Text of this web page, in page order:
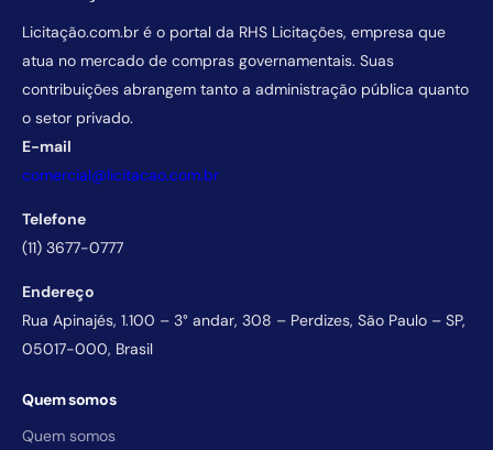
Licitação.com.br é o portal da RHS Licitações, empresa que
atua no mercado de compras governamentais. Suas
contribuições abrangem tanto a administração pública quanto
o setor privado.
E-mail
comercial@licitacao.com.br
Telefone
(11) 3677-0777
Endereço
Rua Apinajés, 1.100 – 3° andar, 308 – Perdizes, São Paulo – SP,
05017-000, Brasil
Quem somos
Quem somos